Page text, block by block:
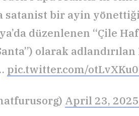
satanist bir ayin
düzenlenen “Çile
olarak
pic.twitter.com/
April 23, 2025